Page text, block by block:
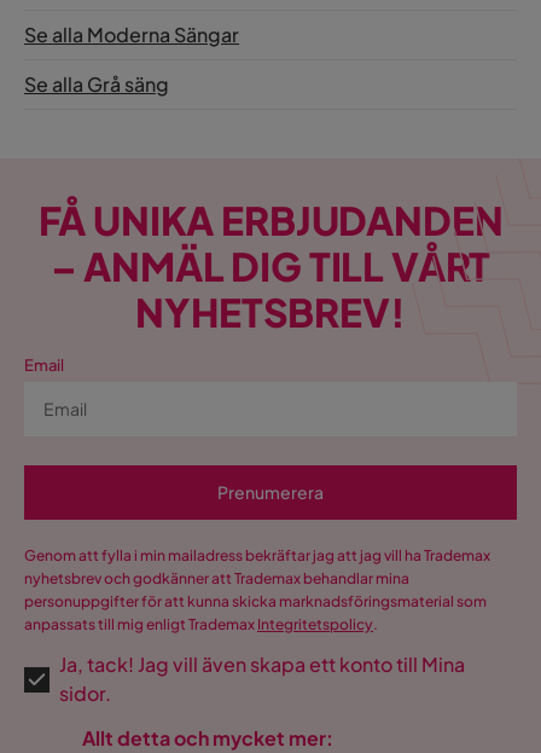
Se alla Moderna Sängar
Se alla Grå säng
FÅ UNIKA ERBJUDANDEN
– ANMÄL DIG TILL VÅRT
NYHETSBREV!
Email
Prenumerera
Genom att fylla i min mailadress bekräftar jag att jag vill ha Trademax
nyhetsbrev och godkänner att Trademax behandlar mina
personuppgifter för att kunna skicka marknadsföringsmaterial som
anpassats till mig enligt Trademax Integritetspolicy.
Ja, tack! Jag vill även skapa ett konto till Mina
sidor.
Allt detta och mycket mer: